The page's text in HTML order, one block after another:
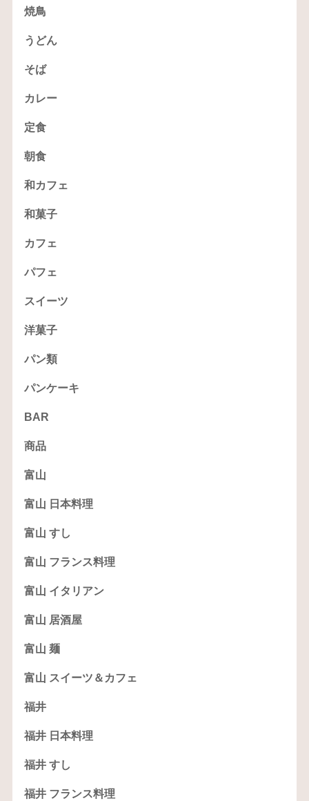
焼鳥
うどん
そば
カレー
定食
朝食
和カフェ
和菓子
カフェ
パフェ
スイーツ
洋菓子
パン類
パンケーキ
BAR
商品
富山
富山 日本料理
富山 すし
富山 フランス料理
富山 イタリアン
富山 居酒屋
富山 麺
富山 スイーツ＆カフェ
福井
福井 日本料理
福井 すし
福井 フランス料理